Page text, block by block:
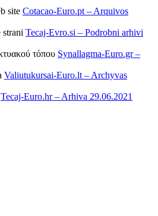
Cotacao-Euro.pt – Arquivos
Tecaj-Evro.si – Podrobni arhivi
Synallagma-Euro.gr –
Valiutukursai-Euro.lt – Archyvas
Tecaj-Euro.hr – Arhiva 29.06.2021